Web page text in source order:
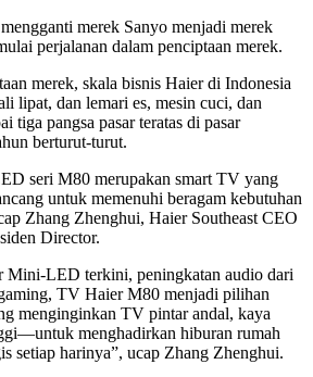
merek Sanyo menjadi merek
perjalanan dalam penciptaan merek.
merek, skala bisnis Haier di Indonesia
lipat, dan lemari es, mesin cuci, dan
tiga pangsa pasar teratas di pasar
berturut-turut.
seri M80 merupakan smart TV yang
untuk memenuhi beragam kebutuhan
Zhang Zhenghui, Haier Southeast CEO
Director.
Mini-LED terkini, peningkatan audio dari
TV Haier M80 menjadi pilihan
menginginkan TV pintar andal, kaya
menghadirkan hiburan rumah
setiap harinya”, ucap Zhang Zhenghui.